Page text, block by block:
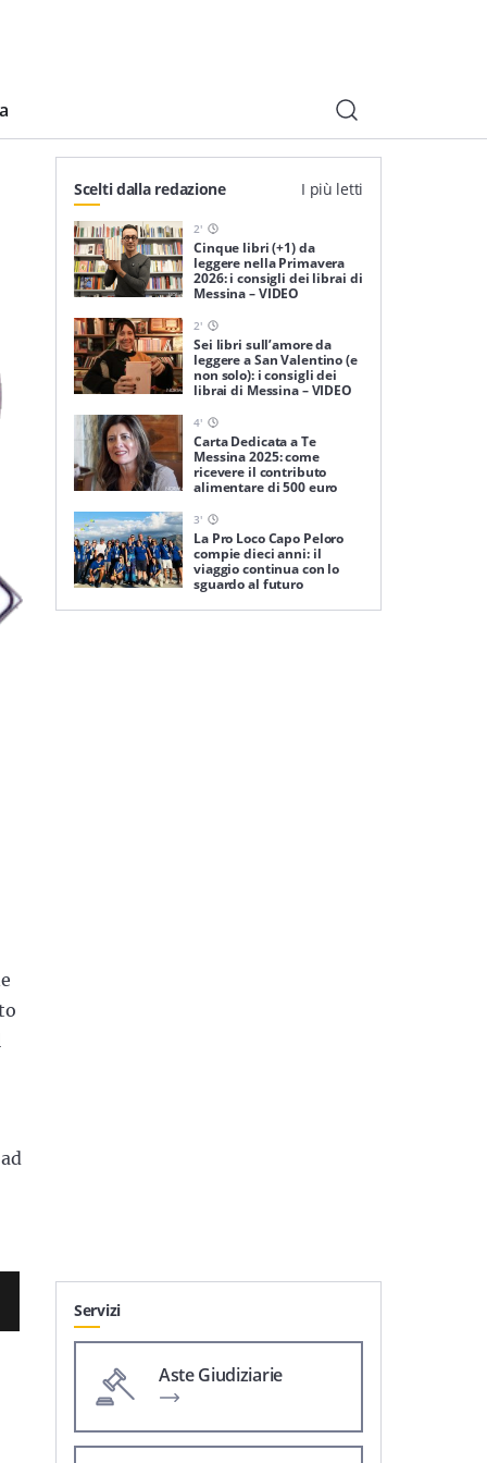
Scelti dalla redazione I più letti
2'
Cinque libri (+1) da
leggere nella Primavera
2026: i consigli dei librai di
Messina – VIDEO
2'
Sei libri sull’amore da
leggere a San Valentino (e
non solo): i consigli dei
librai di Messina – VIDEO
4'
Carta Dedicata a Te
Messina 2025: come
ricevere il contributo
alimentare di 500 euro
3'
La Pro Loco Capo Peloro
compie dieci anni: il
viaggio continua con lo
sguardo al futuro
Servizi
Aste Giudiziarie